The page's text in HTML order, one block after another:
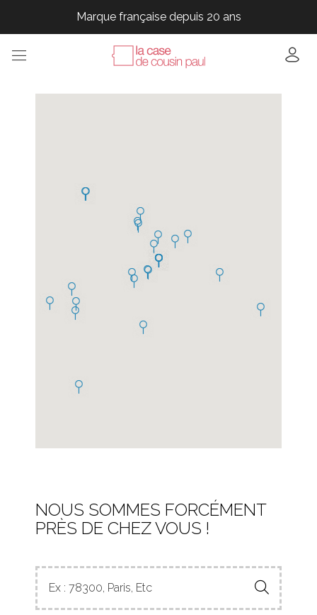
Marque française depuis 20 ans
Marque française depuis 20 ans
Marque française depuis 20 ans
NOUS SOMMES FORCÉMENT
PRÈS DE CHEZ VOUS !